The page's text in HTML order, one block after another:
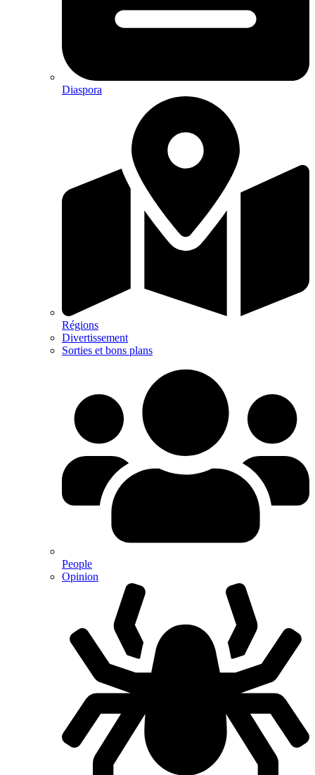
Diaspora
Régions
Divertissement
Sorties et bons plans
People
Opinion